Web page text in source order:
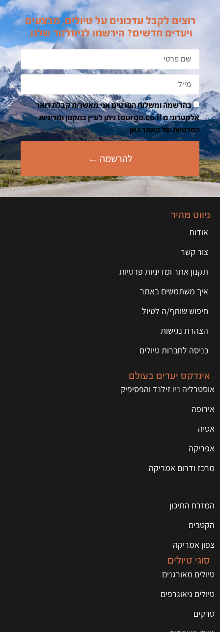
רוצים לקבל עדכונים על טיולים, מבצעים
ויעדים חדשים? הירשמו לניוזלטר שלנו.
בהרשמה ומשלוח הפרטים אני מאשר/ת קבלת דואר
אלקטרוני מ tourgo.co.il ניתן לעיין בתקנון ומדיניות
הפרטיות של האתר כאן
להרשמה ←
ניווט מהיר
אודות
צור קשר
תקנון אתר ומדיניות פרטיות
איך משתמשים באתר
חיפוש שותף/ה לטיול
הצהרת נגישות
כניסה לחברות טיולים
אינדקס יעדים בעולם
אוסטרליה ניו זילנד והפסיפיק
אירופה
אסיה
אפריקה
מרכז ודרום אמריקה
המזרח התיכון
הקטבים
צפון אמריקה
סוגי טיולים
טיולים מאורגנים
טיולים גיאוגרפים
טרקים